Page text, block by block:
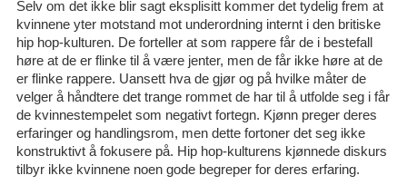
Selv om det ikke blir sagt eksplisitt kommer det tydelig frem at
kvinnene yter motstand mot underordning internt i den britiske
hip hop-kulturen. De forteller at som rappere får de i bestefall
høre at de er flinke til å være jenter, men de får ikke høre at de
er flinke rappere. Uansett hva de gjør og på hvilke måter de
velger å håndtere det trange rommet de har til å utfolde seg i får
de kvinnestempelet som negativt fortegn. Kjønn preger deres
erfaringer og handlingsrom, men dette fortoner det seg ikke
konstruktivt å fokusere på. Hip hop-kulturens kjønnede diskurs
tilbyr ikke kvinnene noen gode begreper for deres erfaring.